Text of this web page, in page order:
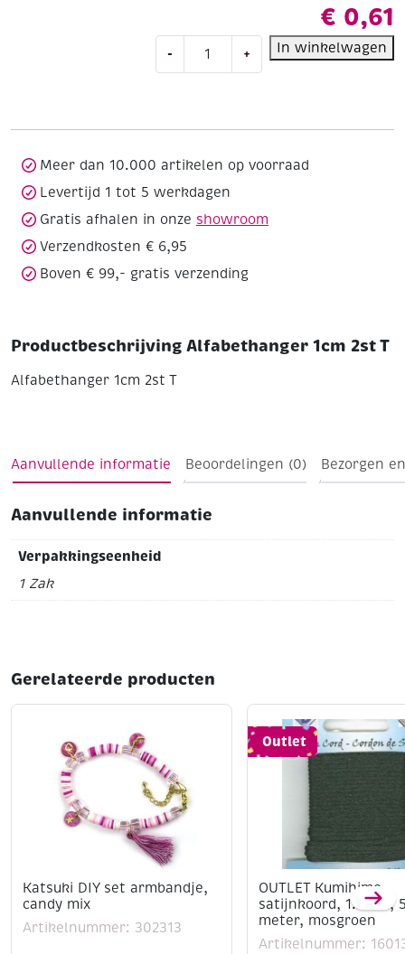
€ 0,61
- + In winkelwagen
Meer dan 10.000 artikelen op voorraad
Levertijd 1 tot 5 werkdagen
Gratis afhalen in onze showroom
Verzendkosten € 6,95
Boven € 99,- gratis verzending
Productbeschrijving Alfabethanger 1cm 2st T
Alfabethanger 1cm 2st T
Aanvullende informatie Beoordelingen (0) Bezorgen
Aanvullende informatie
Verpakkingseenheid
1 Zak
Gerelateerde producten
Katsuki DIY set armbandje,
candy mix
Artikelnummer: 302313
Outlet
OUTLET Kumihimo
satijnkoord, 1.5mm,
meter, mosgroen
Artikelnummer: